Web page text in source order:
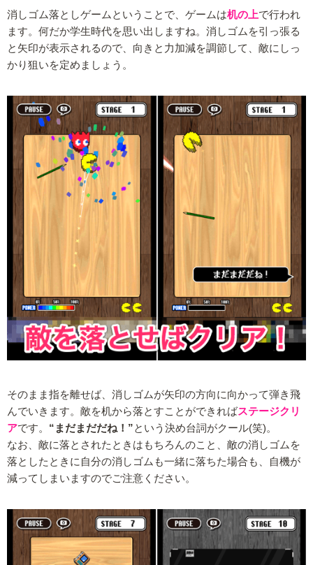
消しゴム落としゲームということで、ゲームは机の上で行われ
ます。何だか学生時代を思い出しますね。消しゴムを引っ張る
と矢印が表示されるので、向きと力加減を調節して、敵にしっ
かり狙いを定めましょう。
そのまま指を離せば、消しゴムが矢印の方向に向かって弾き飛
んでいきます。敵を机から落とすことができればステージクリ
アです。 “まだまだだね！”という決め台詞がクール(笑)。
なお、敵に落とされたときはもちろんのこと、敵の消しゴムを
落としたときに自分の消しゴムも一緒に落ちた場合も、自機が
減ってしまいますのでご注意ください。